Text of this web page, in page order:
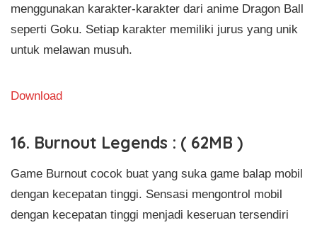
menggunakan karakter-karakter dari anime Dragon Ball
seperti Goku. Setiap karakter memiliki jurus yang unik
untuk melawan musuh.
Download
16. Burnout Legends : ( 62MB )
Game Burnout cocok buat yang suka game balap mobil
dengan kecepatan tinggi. Sensasi mengontrol mobil
dengan kecepatan tinggi menjadi keseruan tersendiri